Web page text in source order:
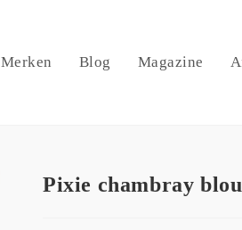
Merken Blog Magazine
Pixie chambray